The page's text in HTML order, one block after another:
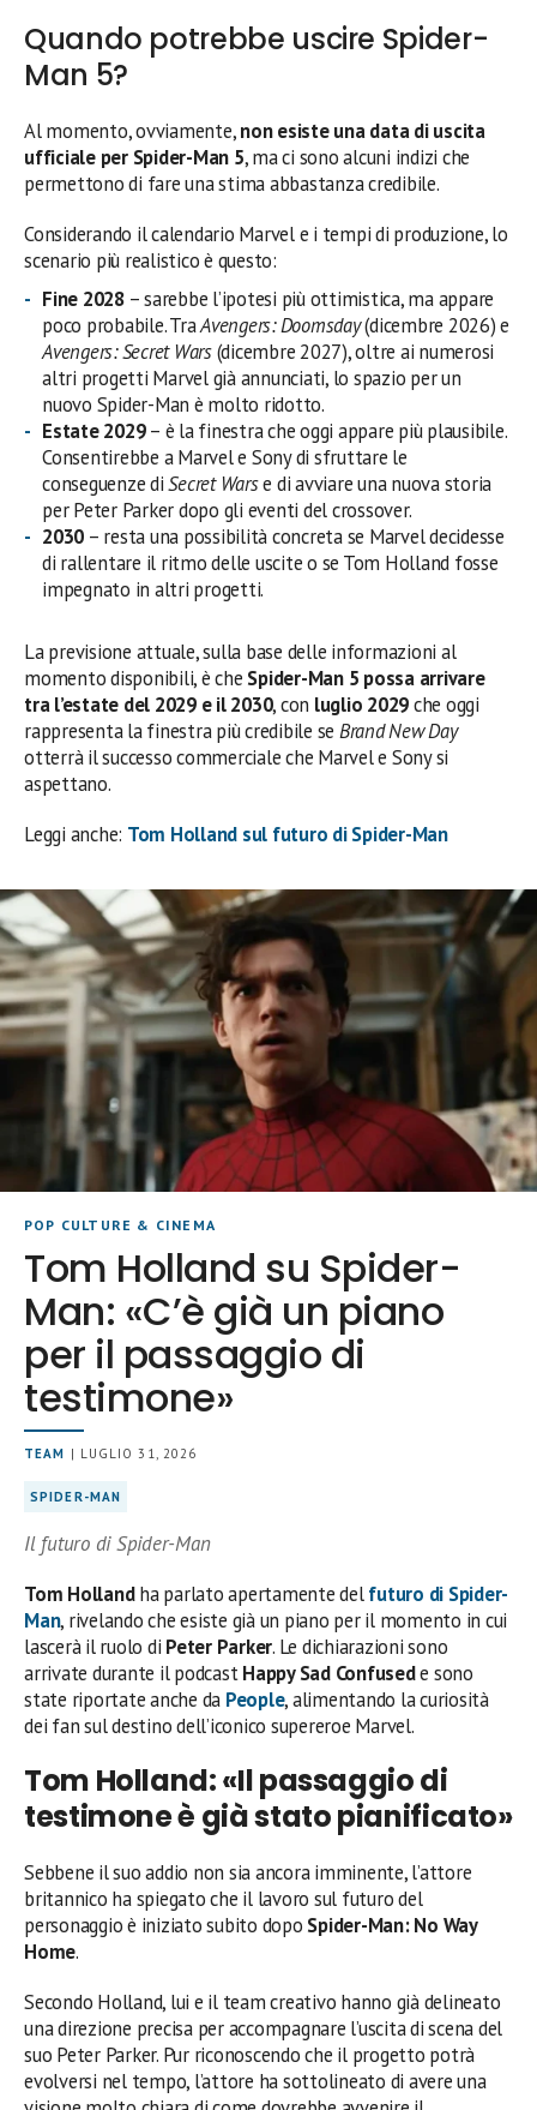
Quando potrebbe uscire Spider-
Man 5?
Al momento, ovviamente,non esiste una data di uscita
ufficiale per Spider-Man 5, ma ci sono alcuni indizi che
permettono di fare una stima abbastanza credibile.
Considerando il calendario Marvel e i tempi di produzione, lo
scenario più realistico è questo:
Fine 2028– sarebbe l’ipotesi più ottimistica, ma appare
poco probabile. TraAvengers: Doomsday(dicembre 2026) e
Avengers: Secret Wars(dicembre 2027), oltre ai numerosi
altri progetti Marvel già annunciati, lo spazio per un
nuovo Spider-Man è molto ridotto.
Estate 2029– è la finestra che oggi appare più plausibile.
Consentirebbe a Marvel e Sony di sfruttare le
conseguenze diSecret Warse di avviare una nuova storia
per Peter Parker dopo gli eventi del crossover.
2030 – resta una possibilità concreta se Marvel decidesse
di rallentare il ritmo delle uscite o se Tom Holland fosse
impegnato in altri progetti.
La previsione attuale, sulla base delle informazioni al
momento disponibili, è che Spider-Man 5 possa arrivare
tra l’estate del 2029 e il 2030, con luglio 2029che oggi
rappresenta la finestra più credibile se Brand New Day
otterrà il successo commerciale che Marvel e Sony si
aspettano.
Leggi anche: Tom Holland sul futuro di Spider-Man
POP CULTURE & CINEMA
Tom Holland su Spider-
Man: «C’è già un piano
per il passaggio di
testimone»
TEAM | LUGLIO 31, 2026
SPIDER-MAN
Il futuro di Spider-Man
Tom Hollandha parlato apertamente delfuturo di Spider-
Man, rivelando che esiste già un piano per il momento in cui
lascerà il ruolo di Peter Parker. Le dichiarazioni sono
arrivate durante il podcastHappy Sad Confusede sono
state riportate anche da People, alimentando la curiosità
dei fan sul destino dell’iconico supereroe Marvel.
Tom Holland: «Il passaggio di
testimone è già stato pianificato»
Sebbene il suo addio non sia ancora imminente, l’attore
britannico ha spiegato che il lavoro sul futuro del
personaggio è iniziato subito dopo Spider-Man: No Way
Home.
Secondo Holland, lui e il team creativo hanno già delineato
una direzione precisa per accompagnare l’uscita di scena del
suo Peter Parker. Pur riconoscendo che il progetto potrà
evolversi nel tempo, l’attore ha sottolineato di avere una